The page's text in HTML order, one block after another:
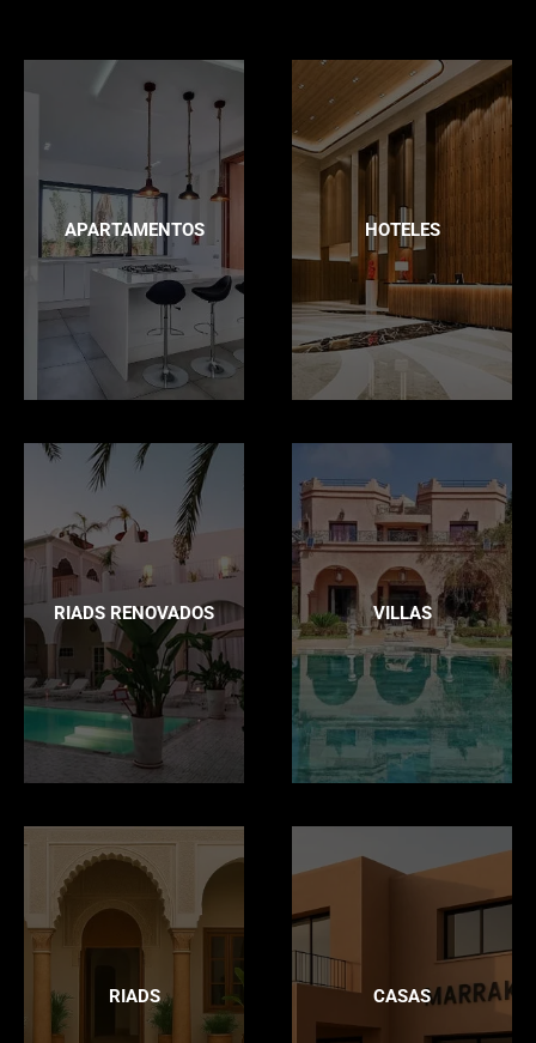
APARTAMENTOS HOTELES
RIADS RENOVADOS VILLAS
RIADS CASAS